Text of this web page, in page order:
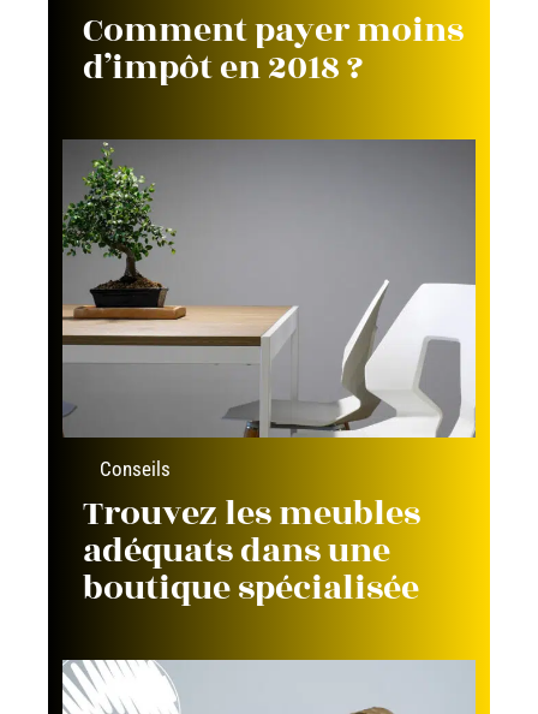
Comment payer moins
d’impôt en 2018 ?
Conseils
Trouvez les meubles
adéquats dans une
boutique spécialisée